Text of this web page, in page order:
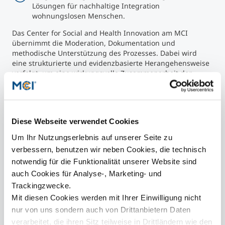
Diese Webseite verwendet Cookies
Um Ihr Nutzungserlebnis auf unserer Seite zu
verbessern, benutzen wir neben Cookies, die technisch
notwendig für die Funktionalität unserer Website sind
auch Cookies für Analyse-, Marketing- und
Trackingzwecke.
Mit diesen Cookies werden mit Ihrer Einwilligung nicht
nur von uns sondern auch von Drittanbietern Daten
verarbeitet, die ihren Sitz teilweise in Drittländern wie den
Lösungen für nachhaltige Integration
wohnungslosen Menschen.
Das Center for Social and Health Innovation am MCI
übernimmt die Moderation, Dokumentation und
methodische Unterstützung des Prozesses. Dabei wird
eine strukturierte und evidenzbasierte Herangehensweise
verfolgt, um eine wirkungsvolle Zusammenarbeit der
Stakeholder zu ermöglichen. Vorbilder wie Finnland
zeigen, dass mit der richtigen Strategie – etwa durch
soziales, sondern als wohnpolitisches Problem erfasst.
„Alles was die aktuelle Datenlage hergibt, sagt Housing
First ist der optimale Zugang. <> Und dann treffen wir die
Realität in Tirol, in Innsbruck, in Österreich , dass wir die
Wohnungen dazu brauchen.“ (Lukas Kerschbaumer, MCI)
Die Vision für Innsbruck im Jahr 2050? Keine
Obdachlosigkeit mehr. Stattdessen ein funktionierendes
Netz aus Prävention, Unterstützung sowie Zugang zu
menschenwürdigem Wohnen – und eine Gesellschaft, die
Wohnen als Grundrecht begreift.